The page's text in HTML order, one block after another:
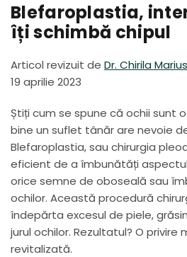
Blefaroplastia,
îți schimbă chipul
Articol revizuit de Dr. Chirila Marius
19 aprilie 2023
Știți cum se spune că ochii sunt
bine un suflet tânăr are nevoie
Blefaroplastia, sau chirurgia
eficient de a îmbunătăți
orice semne de oboseală sau
ochilor. Această procedură
îndepărta excesul de piele,
jurul ochilor. Rezultatul? O privire
revitalizată.